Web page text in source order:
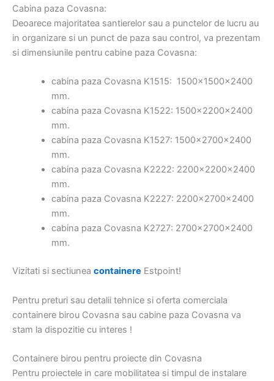
Cabina paza Covasna:
Deoarece majoritatea santierelor sau a punctelor de lucru au
in organizare si un punct de paza sau control, va prezentam
si dimensiunile pentru cabine paza Covasna:
cabina paza Covasna K1515: 1500x1500x2400
mm.
cabina paza Covasna K1522: 1500x2200x2400
mm.
cabina paza Covasna K1527: 1500x2700x2400
mm.
cabina paza Covasna K2222: 2200x2200x2400
mm.
cabina paza Covasna K2227: 2200x2700x2400
mm.
cabina paza Covasna K2727: 2700x2700x2400
mm.
Vizitati si sectiunea containere Estpoint!
Pentru preturi sau detalii tehnice si oferta comerciala
containere birou Covasna sau cabine paza Covasna va
stam la dispozitie cu interes !
Containere birou pentru proiecte din Covasna
Pentru proiectele in care mobilitatea si timpul de instalare